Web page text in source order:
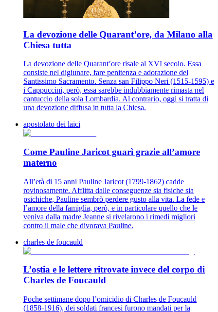
La devozione delle Quarant’ore, da Milano alla
Chiesa tutta
La devozione delle Quarant’ore risale al XVI secolo. Essa
consiste nel digiunare, fare penitenza e adorazione del
Santissimo Sacramento. Senza san Filippo Neri (1515-1595) e
i Cappuccini, però, essa sarebbe indubbiamente rimasta nel
cantuccio della sola Lombardia. Al contrario, oggi si tratta di
una devozione diffusa in tutta la Chiesa.
apostolato dei laici
Come Pauline Jaricot guarì grazie all’amore
materno
All’età di 15 anni Pauline Jaricot (1799-1862) cadde
rovinosamente. Afflitta dalle conseguenze sia fisiche sia
psichiche, Pauline sembrò perdere gusto alla vita. La fede e
l’amore della famiglia, però, e in particolare quello che le
veniva dalla madre Jeanne si rivelarono i rimedi migliori
contro il male che divorava Pauline.
charles de foucauld
L’ostia e le lettere ritrovate invece del corpo di
Charles de Foucauld
Poche settimane dopo l’omicidio di Charles de Foucauld
(1858-1916), dei soldati francesi furono mandati per la